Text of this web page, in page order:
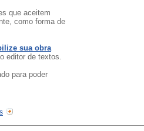
que aceitem
como forma de
sua obra
editor de textos.
para poder